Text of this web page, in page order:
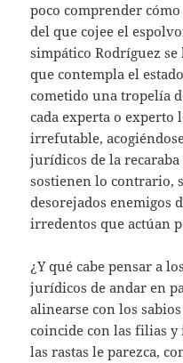
poco comprender
del que cojee el
simpático Rodríguez
que contempla el
cometido una tropelía
cada experta o experto
irrefutable,
jurídicos de la recaraba
sostienen lo contrario,
desorejados enemigos
irredentos que actúan
¿Y qué cabe pensar a
jurídicos de andar en
alinearse con los
coincide con las filias
las rastas le parezca,